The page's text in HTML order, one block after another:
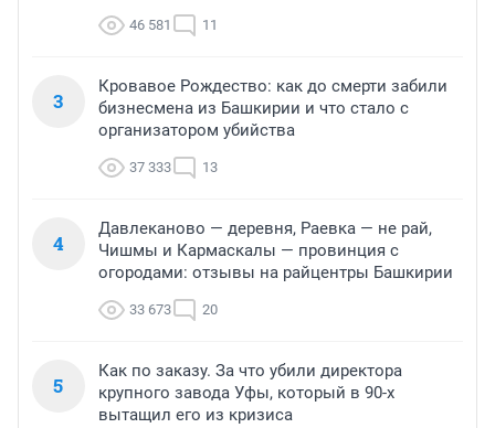
46 581 11
3
Кровавое Рождество: как до смерти забили
бизнесмена из Башкирии и что стало с
организатором убийства
37 333 13
4
Давлеканово — деревня, Раевка — не рай,
Чишмы и Кармаскалы — провинция с
огородами: отзывы на райцентры Башкирии
33 673 20
5
Как по заказу. За что убили директора
крупного завода Уфы, который в 90-х
вытащил его из кризиса